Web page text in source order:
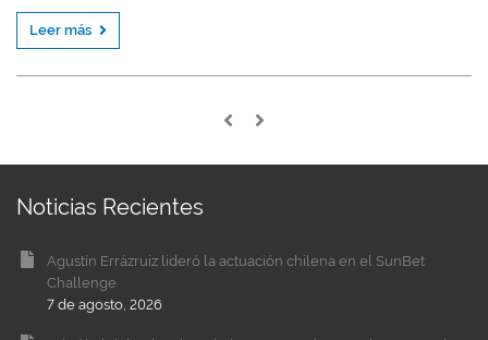
Leer más
Noticias Recientes
Agustín Errázruiz lideró la actuación chilena en el SunBet
Challenge
7 de agosto, 2026